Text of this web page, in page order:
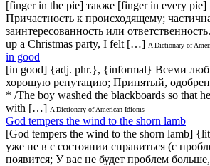
[finger in the pie] также [finger in every
Причастность к происходящему;
заинтересованность или
up a Christmas party, I felt […] A Dictionary of
in good
[in good] {adj. phr.}, {informal} Всеми
хорошую репутацию; Принятый,
* /The boy washed the blackboards so that
with […] A Dictionary of American Idioms
God tempers the wind to the shorn lamb
[God tempers the wind to the shorn lamb]
уже не в с состоянии справиться (с
появится; У вас не будет проблем